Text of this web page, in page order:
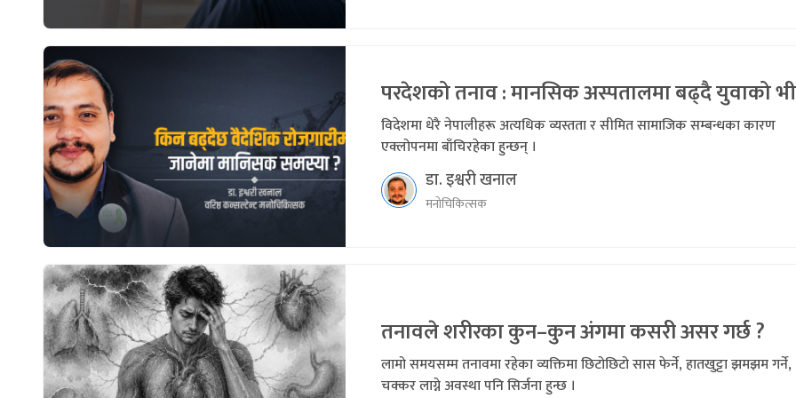
परदेशको तनाव : मानसिक अस्पतालमा बढ्दै युवाको
विदेशमा धेरै नेपालीहरू अत्यधिक व्यस्तता र सीमित सामाजिक सम्बन्धका कारण
एक्लोपनमा बाँचिरहेका हुन्छन् ।
डा. इश्वरी खनाल
मनोचिकित्सक
तनावले शरीरका कुन–कुन अंगमा कसरी असर गर्छ ?
लामो समयसम्म तनावमा रहेका व्यक्तिमा छिटोछिटो सास फेर्ने, हातखुट्टा झमझम गर्ने,
चक्कर लाग्ने अवस्था पनि सिर्जना हुन्छ ।